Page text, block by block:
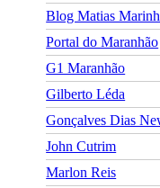
Blog Matias
Portal do Maranhão
G1 Maranhão
Gilberto Léda
Gonçalves Dias
John Cutrim
Marlon Reis